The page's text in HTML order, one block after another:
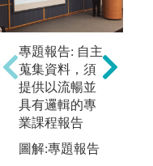
創新創業．體
驗課程
專題報告: 自主
蒐集資料，須
提供以流暢並
具有邏輯的專
業課程報告
圖解:專題報告